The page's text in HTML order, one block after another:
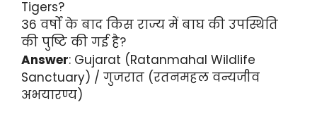
Tigers?
36 वर्षों के बाद किस राज्य में बाघ की उपस्थिति
की पुष्टि की गई है?
Answer: Gujarat (Ratanmahal Wildlife
Sanctuary) / गुजरात (रतनमहल वन्यजीव
अभयारण्य)